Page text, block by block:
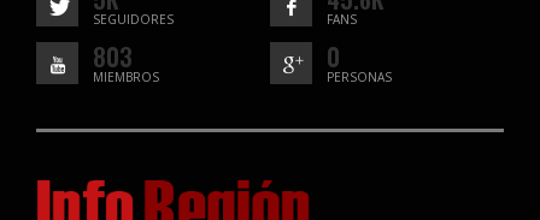
SEGUIDORES FANS
803
MIEMBROS
0
PERSONAS